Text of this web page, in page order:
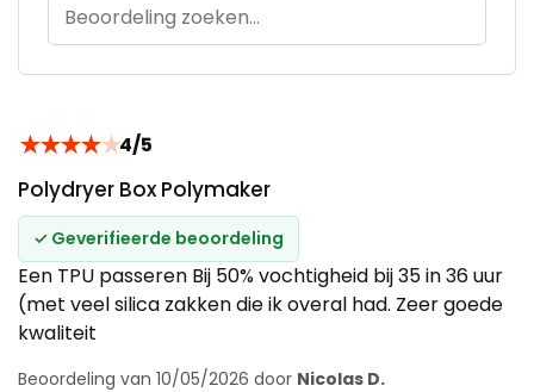
★★★★★4/5
Polydryer Box Polymaker
✓ Geverifieerde beoordeling
Een TPU passeren Bij 50% vochtigheid bij 35 in 36 uur
(met veel silica zakken die ik overal had. Zeer goede
kwaliteit
Beoordeling van 10/05/2026 door Nicolas D.